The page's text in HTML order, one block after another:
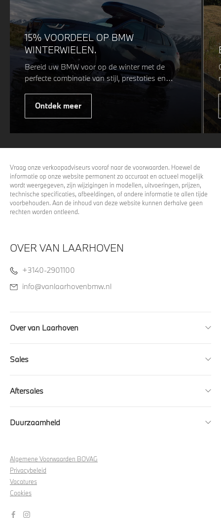
15% VOORDEEL OP BMW
WINTERWIELEN.
Bereid uw BMW voor op de winter met de
perfecte combinatie van stijl, prestaties en
veiligheid. Of u nu kiest voor een sportieve of
elegante look, onze winterwielen zijn
ontworpen om uw rijervaring te optimaliseren,
weersomstandigheden. Profiteer nu van15%
voordeel.
Ontdek meer
Vraag onze verkoopadviseurs vooraf naar de voorwaarden. Hoewel de
informatie op onze website permanent zo accuraat en actueel mogelijk
wordt weergegeven, zijn wijzigingen in modellen, uitvoeringen, prijzen,
technische specificaties, afbeeldingen, of andere informatie te allen tijde
voorbehouden. Aan de inhoud van deze website kunnen derhalve geen
rechten worden ontleend.
OVER VAN LAARHOVEN
+3140-2901100
info@vanlaarhovenbmw.nl
Over van Laarhoven
Sales
Aftersales
Duurzaamheid
Algemene Voorwaarden BOVAG
Privacybeleid
Vacatures
Cookies